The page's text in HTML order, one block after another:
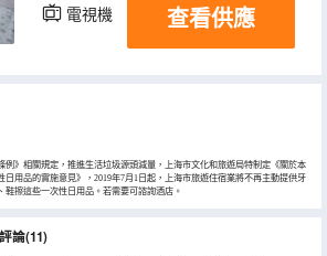
電視機 查看供應
例》相關規定，推進生活垃圾源頭減量，上海市文化和旅遊局特制定《關於本
日用品的實施意見》，2019年7月1日起，上海市旅遊住宿業將不再主動提供牙
鞋擦這些一次性日用品。若需要可諮詢酒店。
論(11)